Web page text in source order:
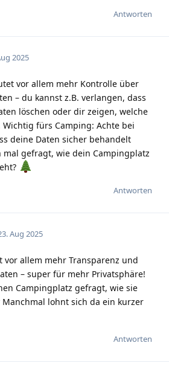
Antworten
2025
vor allem mehr Kontrolle über
– du kannst z.B. verlangen, dass
löschen oder dir zeigen, welche
fürs Camping: Achte bei
deine Daten sicher behandelt
mal gefragt, wie dein Campingplatz
Antworten
Aug 2025
vor allem mehr Transparenz und
– super für mehr Privatsphäre!
Campingplatz gefragt, wie sie
Manchmal lohnt sich da ein kurzer
Antworten